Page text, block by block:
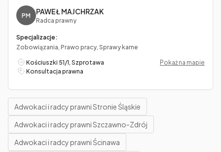
PM PAWEŁ MAJCHRZAK
Radca prawny
Specjalizacje:
Zobowiązania, Prawo pracy, Sprawy karne
Kościuszki 51/1, Szprotawa
Pokaż na mapie
Konsultacja prawna
Adwokaci i radcy prawni Stronie Śląskie
Adwokaci i radcy prawni Szczawno-Zdrój
Adwokaci i radcy prawni Ścinawa